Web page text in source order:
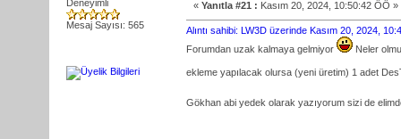
Deneyimli
Mesaj Sayısı: 565
« Yanıtla #21 : Kasım 20, 2024, 10:50:42 ÖÖ »
Alıntı sahibi: LW3D üzerinde Kasım 20, 2024,
Forumdan uzak kalmaya gelmiyor
Neler
ekleme yapılacak olursa (yeni üretim) 1 adet
Gökhan abi yedek olarak yazıyorum sizi de